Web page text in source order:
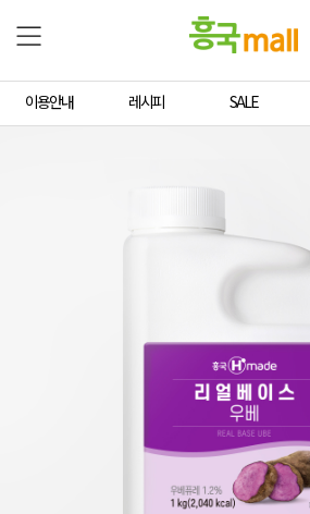
이용안내 레시피 SALE